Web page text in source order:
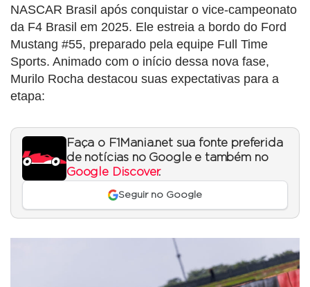
NASCAR Brasil após conquistar o vice-campeonato
da F4 Brasil em 2025. Ele estreia a bordo do Ford
Mustang #55, preparado pela equipe Full Time
Sports. Animado com o início dessa nova fase,
Murilo Rocha destacou suas expectativas para a
etapa:
Faça o F1Mania.net sua fonte preferida
de notícias no Google e também no
Google Discover.
Seguir no Google